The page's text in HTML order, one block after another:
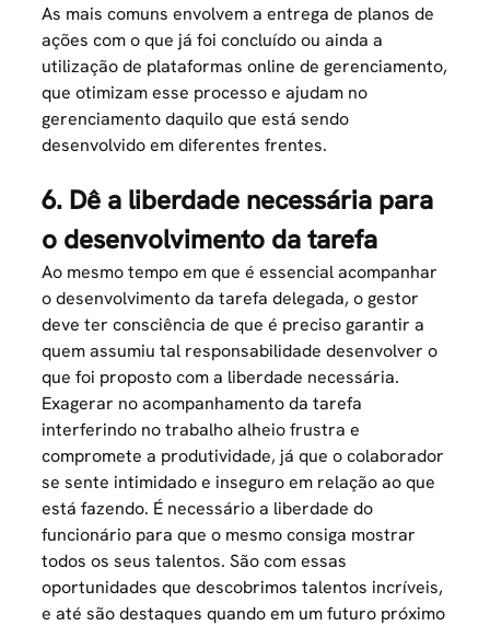
As mais comuns envolvem a entrega de planos de
ações com o que já foi concluído ou ainda a
utilização de plataformas online de gerenciamento,
que otimizam esse processo e ajudam no
gerenciamento daquilo que está sendo
desenvolvido em diferentes frentes.
6. Dê a liberdade necessária para
o desenvolvimento da tarefa
Ao mesmo tempo em que é essencial acompanhar
o desenvolvimento da tarefa delegada, o gestor
deve ter consciência de que é preciso garantir a
quem assumiu tal responsabilidade desenvolver o
que foi proposto com a liberdade necessária.
Exagerar no acompanhamento da tarefa
interferindo no trabalho alheio frustra e
compromete a produtividade, já que o colaborador
se sente intimidado e inseguro em relação ao que
está fazendo. É necessário a liberdade do
funcionário para que o mesmo consiga mostrar
todos os seus talentos. São com essas
oportunidades que descobrimos talentos incríveis,
e até são destaques quando em um futuro próximo